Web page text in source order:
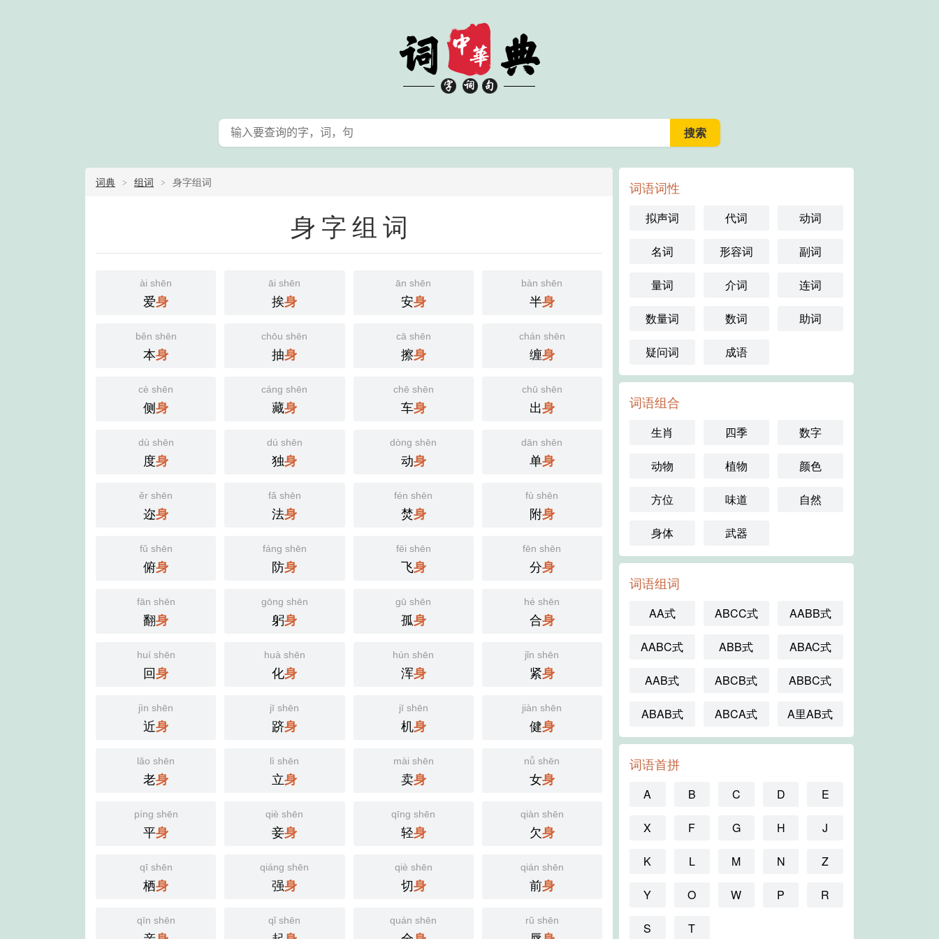
词典 组词 身字组词
身字组词
ài shēn
爱身
āi shēn
挨身
ān shēn
安身
bàn shēn
半身
běn shēn
本身
chōu shēn
抽身
cā shēn
擦身
chán shēn
缠身
cè shēn
侧身
cáng shēn
藏身
chē shēn
车身
chū shēn
出身
dù shēn
度身
dú shēn
独身
dòng shēn
动身
dān shēn
单身
ěr shēn
迩身
fǎ shēn
法身
fén shēn
焚身
fù shēn
附身
fǔ shēn
俯身
fáng shēn
防身
fēi shēn
飞身
fēn shēn
分身
fān shēn
翻身
gōng shēn
躬身
gū shēn
孤身
hé shēn
合身
huí shēn
回身
huà shēn
化身
hún shēn
浑身
jǐn shēn
紧身
jìn shēn
近身
jī shēn
跻身
jī shēn
机身
jiàn shēn
健身
lǎo shēn
老身
lì shēn
立身
mài shēn
卖身
nǚ shēn
女身
píng shēn
平身
qiè shēn
妾身
qīng shēn
轻身
qiàn shēn
欠身
qī shēn
栖身
qiáng shēn
强身
qiè shēn
切身
qián shēn
前身
qīn shēn qǐ shēn quán shēn rǔ shēn
词语词性
拟声词 代词 动词
名词 形容词 副词
量词 介词 连词
数量词 数词 助词
疑问词 成语
词语组合
生肖 四季 数字
动物 植物 颜色
方位 味道 自然
身体 武器
词语组词
AA式 ABCC式 AABB式
AABC式 ABB式 ABAC式
AAB式 ABCB式 ABBC式
ABAB式 ABCA式 A里AB式
词语首拼
A B C D E
X F G H J
K L M N Z
Y O W P R
S T